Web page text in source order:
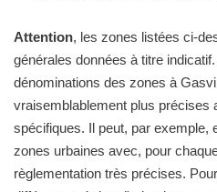
Attention, les zones listées ci-
générales données à titre
dénominations des zones à
vraisemblablement plus précises
spécifiques. Il peut, par exemple,
zones urbaines avec, pour
règlementation très précises.